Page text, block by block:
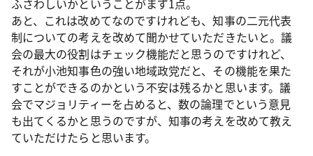
ふさわしいかということがまず1点。
あと、これは改めてなのですけれども、知事の二元代表
制についての考えを改めて聞かせていただきたいと。議
会の最大の役割はチェック機能だと思うのですけれど、
それが小池知事色の強い地域政党だと、その機能を果た
すことができるのかという不安は残るかと思います。議
会でマジョリティーを占めると、数の論理でという意見
も出てくるかと思うのですが、知事の考えを改めて教え
ていただけたらと思います。